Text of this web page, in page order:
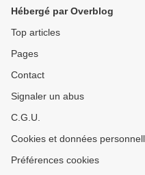
Hébergé par Overblog
Top articles
Pages
Contact
Signaler un abus
C.G.U.
Cookies et données
Préférences cookies